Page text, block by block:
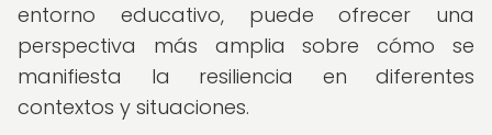
entorno educativo, puede ofrecer una
perspectiva más amplia sobre cómo se
manifiesta la resiliencia en diferentes
contextos y situaciones.